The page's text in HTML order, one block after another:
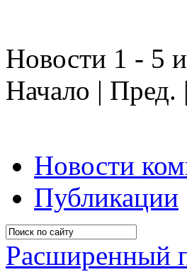
Новости 1 - 5
Начало | Пред. |
Новости
Публикации
Расширенный